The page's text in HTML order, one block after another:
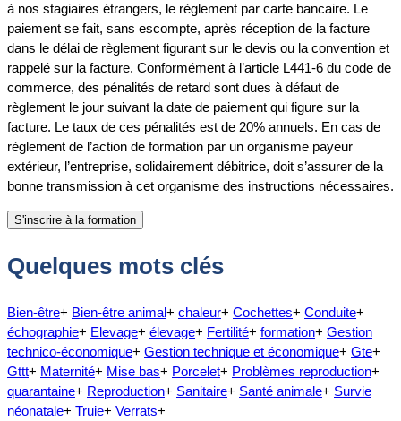
à nos stagiaires étrangers, le règlement par carte bancaire. Le
paiement se fait, sans escompte, après réception de la facture
dans le délai de règlement figurant sur le devis ou la convention et
rappelé sur la facture. Conformément à l’article L441-6 du code de
commerce, des pénalités de retard sont dues à défaut de
règlement le jour suivant la date de paiement qui figure sur la
facture. Le taux de ces pénalités est de 20% annuels. En cas de
règlement de l’action de formation par un organisme payeur
extérieur, l’entreprise, solidairement débitrice, doit s’assurer de la
bonne transmission à cet organisme des instructions nécessaires.
Quelques mots clés
Bien-être+ Bien-être animal+ chaleur+ Cochettes+ Conduite+
échographie+ Elevage+ élevage+ Fertilité+ formation+ Gestion
technico-économique+ Gestion technique et économique+ Gte+
Gttt+ Maternité+ Mise bas+ Porcelet+ Problèmes reproduction+
quarantaine+ Reproduction+ Sanitaire+ Santé animale+ Survie
néonatale+ Truie+ Verrats+